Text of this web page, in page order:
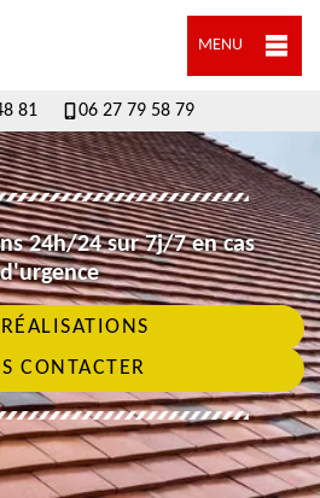
MENU
81 06 27 79 58 79
24h/24 sur 7j/7 en cas
d'urgence
CONTACTER